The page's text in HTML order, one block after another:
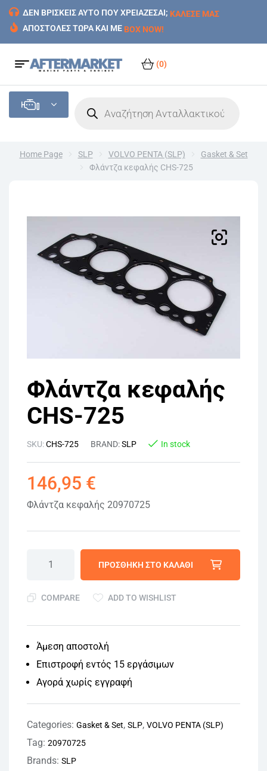
ΔΕΝ ΒΡΙΣΚΕΙΣ ΑΥΤΟ ΠΟΥ ΧΡΕΙΑΖΕΣΑΙ; ΚΑΛΕΣΕ ΜΑΣ
ΑΠΟΣΤΟΛΕΣ ΤΩΡΑ ΚΑΙ ΜΕ BOX NOW!
(0)
Home Page SLP VOLVO PENTA (SLP)
Gasket & Set
Φλάντζα κεφαλής CHS-725
Φλάντζα κεφαλής
CHS-725
SKU:CHS-725 BRAND:SLP In stock
146,95 €
Φλάντζα κεφαλής 20970725
ΠΡΟΣΘΉΚΗ ΣΤΟ ΚΑΛΆΘΙ
COMPARE ADD TO WISHLIST
Άμεση αποστολή
Επιστροφή εντός 15 εργάσιμων
Αγορά χωρίς εγγραφή
Categories: Gasket & Set, SLP, VOLVO PENTA (SLP)
Tag: 20970725
Brands: SLP